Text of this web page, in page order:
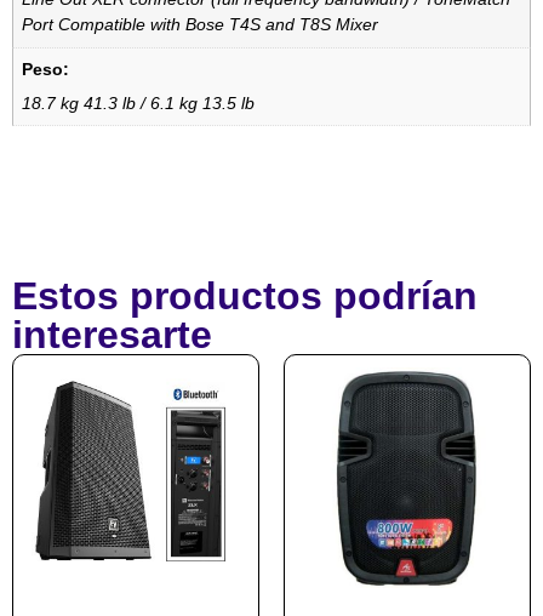
Port Compatible with Bose T4S and T8S Mixer
Peso:
18.7 kg 41.3 lb / 6.1 kg 13.5 lb
Estos productos podrían
interesarte